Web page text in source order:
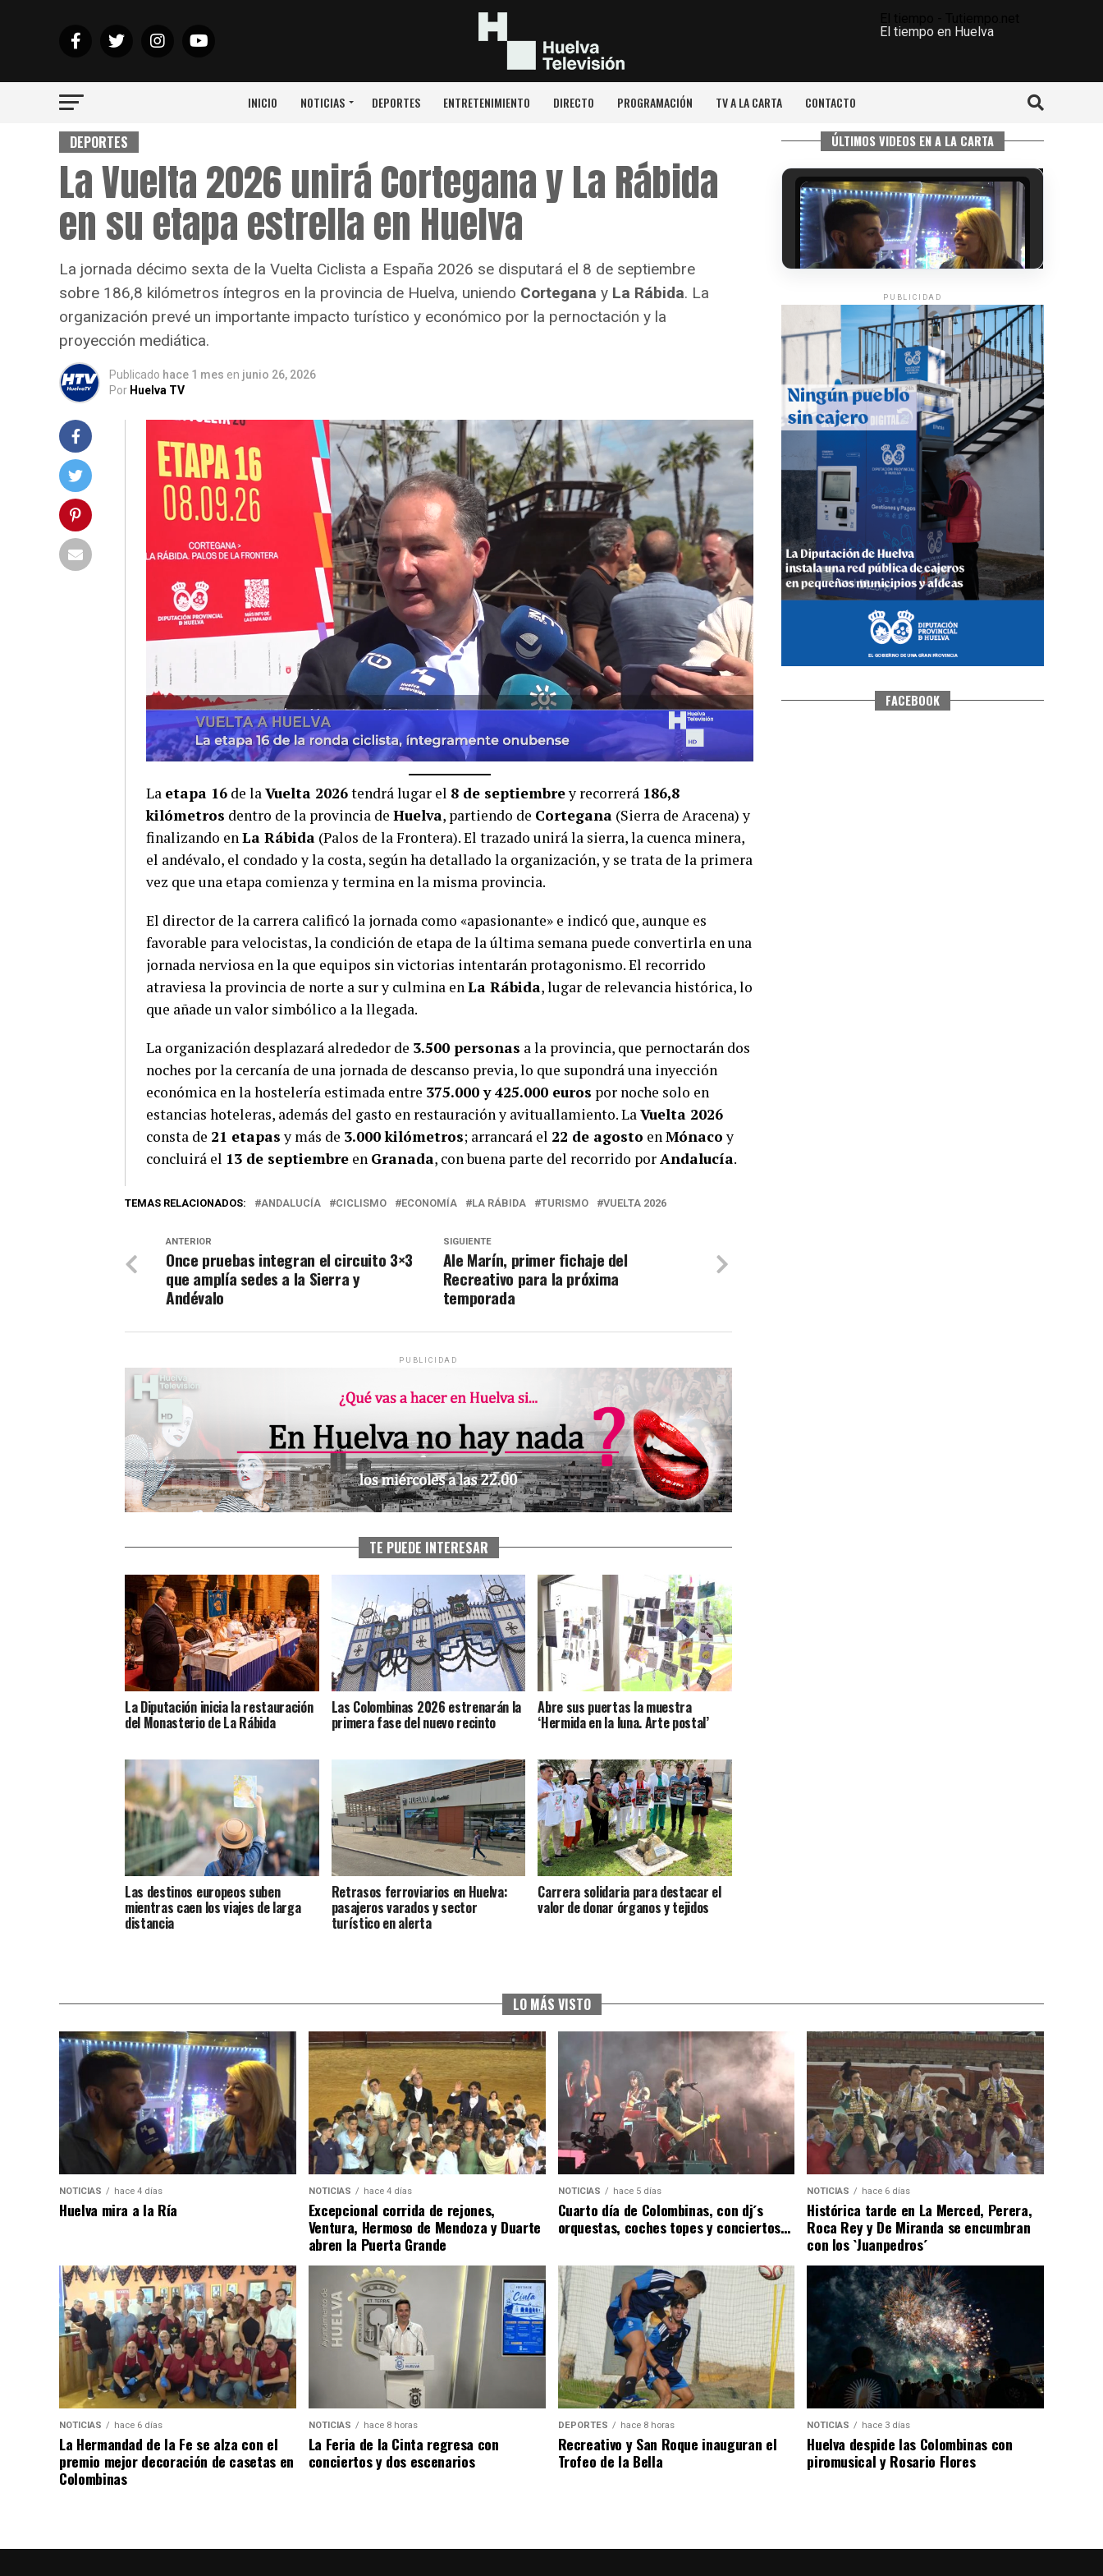
El tiempo en Huelva
INICIO NOTICIAS DEPORTES ENTRETENIMIENTO DIRECTO PROGRAMACIÓN TV A LA CARTA CONTACTO
DEPORTES
La Vuelta 2026 unirá Cortegana y La Rábida
en su etapa estrella en Huelva
La jornada décimo sexta de la Vuelta Ciclista a España 2026 se disputará el 8 de septiembre
sobre 186,8 kilómetros íntegros en la provincia de Huelva, uniendo Cortegana y La Rábida. La
organización prevé un importante impacto turístico y económico por la pernoctación y la
proyección mediática.
Publicado hace 1 mes en junio 26, 2026
Por Huelva TV
La etapa 16 de laVuelta 2026tendrá lugar el 8 de septiembrey recorrerá 186,8
kilómetros dentro de la provincia de Huelva, partiendo de Cortegana (Sierra de Aracena) y
finalizando enLa Rábida (Palos de la Frontera). El trazado unirá la sierra, la cuenca minera,
el andévalo, el condado y la costa, según ha detallado la organización, y se trata de la primera
vez que una etapa comienza y termina en la misma provincia.
El director de la carrera calificó la jornada como «apasionante» e indicó que, aunque es
favorable para velocistas, la condición de etapa de la última semana puede convertirla en una
jornada nerviosa en la que equipos sin victorias intentarán protagonismo. El recorrido
atraviesa la provincia de norte a sur y culmina enLa Rábida, lugar de relevancia histórica, lo
que añade un valor simbólico a la llegada.
La organización desplazará alrededor de 3.500 personas a la provincia, que pernoctarán dos
noches por la cercanía de una jornada de descanso previa, lo que supondrá una inyección
económica en la hostelería estimada entre 375.000 y 425.000 euros por noche solo en
estancias hoteleras, además del gasto en restauración y avituallamiento. LaVuelta 2026
consta de 21 etapasy más de 3.000 kilómetros; arrancará el 22 de agosto enMónacoy
concluirá el 13 de septiembre en Granada, con buena parte del recorrido porAndalucía.
TEMAS RELACIONADOS: ANDALUCÍA CICLISMO ECONOMÍA LA RÁBIDA TURISMO VUELTA 2026
SIGUIENTE
Ale Marín, primer fichaje del
Recreativo para la próxima
temporada
ANTERIOR
Once pruebas integran el circuito 3×3
que amplía sedes a la Sierra y
Andévalo
PUBLICIDAD
TE PUEDE INTERESAR
La Diputación inicia la restauración
del Monasterio de La Rábida
Las Colombinas 2026 estrenarán la
primera fase del nuevo recinto
Abre sus puertas la muestra
‘Hermida en la luna. Arte postal’
Las destinos europeos suben
mientras caen los viajes de larga
distancia
Retrasos ferroviarios en Huelva:
pasajeros varados y sector
turístico en alerta
Carrera solidaria para destacar el
valor de donar órganos y tejidos
ÚLTIMOS VIDEOS EN A LA CARTA
5º DÍA DE LAS FIESTAS COLOMBINAS
2026
·Huelvatv
CUARTA CORRIDA DE LAS FIESTAS
COLOMBINAS 2026
hace 5 días· Huelvatv
PUBLICIDAD
FACEBOOK
LO MÁS VISTO
NOTICIAS hace 4 días
Huelva mira a la Ría
NOTICIAS hace 4 días
Excepcional corrida de rejones,
Ventura, Hermoso de Mendoza y Duarte
abren la Puerta Grande
NOTICIAS hace 5 días
Cuarto día de Colombinas, con dj´s
orquestas, coches topes y conciertos…
NOTICIAS hace 6 días
Histórica tarde en La Merced, Perera,
Roca Rey y De Miranda se encumbran
con los `Juanpedros´
NOTICIAS hace 6 días
La Hermandad de la Fe se alza con el
premio mejor decoración de casetas en
Colombinas
NOTICIAS hace 8 horas
La Feria de la Cinta regresa con
conciertos y dos escenarios
DEPORTES hace 8 horas
Recreativo y San Roque inauguran el
Trofeo de la Bella
NOTICIAS hace 3 días
Huelva despide las Colombinas con
piromusical y Rosario Flores